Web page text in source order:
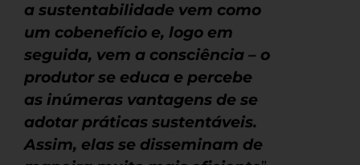
a sustentabilidade vem como
um cobenefício e, logo em
seguida, vem a consciência – o
produtor se educa e percebe
as inúmeras vantagens de se
adotar práticas sustentáveis.
Assim, elas se disseminam de